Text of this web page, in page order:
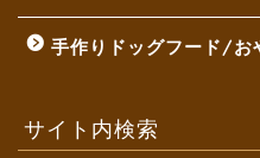
手作りドッグフード/お
サイト内検索